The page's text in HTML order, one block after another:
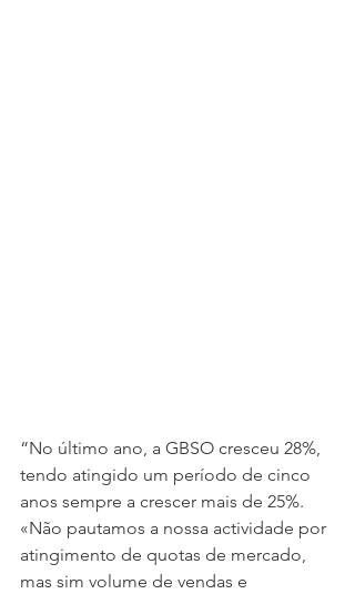
“No último ano, a GBSO cresceu 28%,
tendo atingido um período de cinco
anos sempre a crescer mais de 25%.
«Não pautamos a nossa actividade por
atingimento de quotas de mercado,
mas sim volume de vendas e